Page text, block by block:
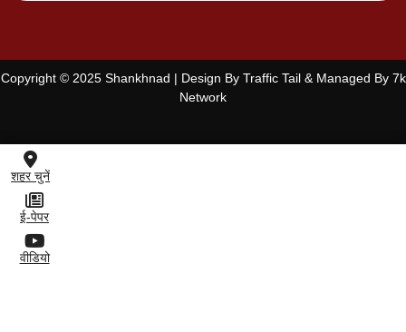
Copyright © 2025 Shankhnad | Design By Traffic Tail & Managed By 7k
Network
शहर चुनें
ई-पेपर
वीडियो